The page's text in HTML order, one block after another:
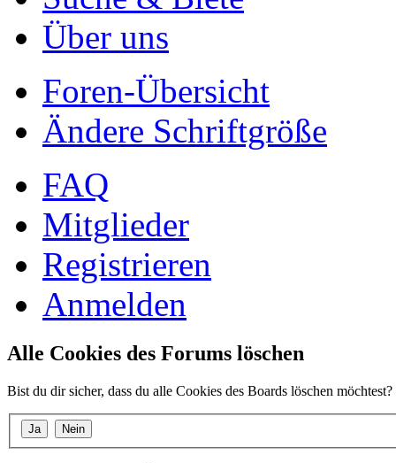
Über uns
Foren-Übersicht
Ändere Schriftgröße
FAQ
Mitglieder
Registrieren
Anmelden
Alle Cookies des Forums löschen
Bist du dir sicher, dass du alle Cookies des Boards löschen möchtest?